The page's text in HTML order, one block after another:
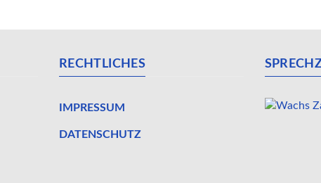
RECHTLICHES
IMPRESSUM
DATENSCHUTZ